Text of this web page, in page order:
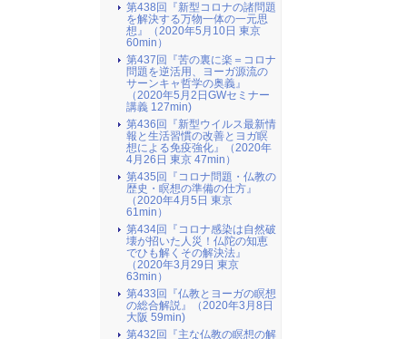
第438回『新型コロナの諸問題
を解決する万物一体の一元思
想』（2020年5月10日 東京
60min）
第437回『苦の裏に楽＝コロナ
問題を逆活用、ヨーガ源流の
サーンキャ哲学の奥義』
（2020年5月2日GWセミナー
講義 127min)
第436回『新型ウイルス最新情
報と生活習慣の改善とヨガ瞑
想による免疫強化』（2020年
4月26日 東京 47min）
第435回『コロナ問題・仏教の
歴史・瞑想の準備の仕方』
（2020年4月5日 東京
61min）
第434回『コロナ感染は自然破
壊が招いた人災！仏陀の知恵
でひも解くその解決法』
（2020年3月29日 東京
63min）
第433回『仏教とヨーガの瞑想
の総合解説』（2020年3月8日
大阪 59min)
第432回『主な仏教の瞑想の解